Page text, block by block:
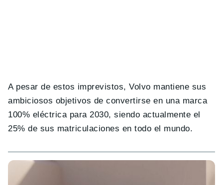
A pesar de estos imprevistos, Volvo mantiene sus
ambiciosos objetivos de convertirse en una marca
100% eléctrica para 2030, siendo actualmente el
25% de sus matriculaciones en todo el mundo.